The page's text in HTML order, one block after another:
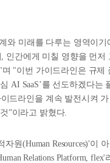
와 미래를 다루는 영역이기
인간에게 미칠 영향을 먼저
"이번 가이드라인은 규제
AI SaaS’를 선도하겠다는
드라인을 계속 발전시켜 가
”이라고 밝혔다.
원(Human Resources)'이 아
Relations Platform, flex'